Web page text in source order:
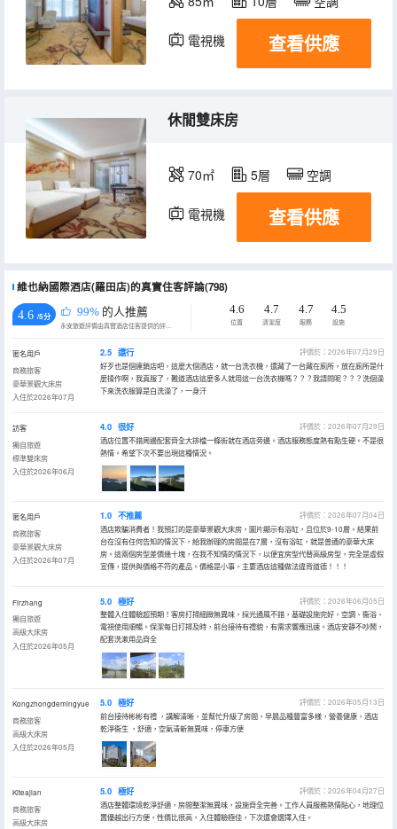
電視機 查看供應
休閒雙床房
70㎡ 5層 空調
電視機 查看供應
維也納國際酒店(羅田店)的真實住客評論(798)
4.6 /5分 99% 的人推薦
永安旅遊評價由真實酒店住客提供的評價。
4.6
位置
4.7
清潔度
4.7
服務
4.5
設施
匿名用戶
商務旅客
豪華景觀大床房
入住於2026年07月
2.5 還行
評價於：2026年07月29日
好歹也是個連鎖店吧，這麼大個酒店，就一台洗衣機，還藏了一台藏在廁所，放在廁所是什
麼操作啊，我真服了，難道酒店這麼多人就用這一台洗衣機嗎？？？我請問呢？？？洗個澡
下來洗衣服算是白洗澡了，一身汗
訪客
獨自旅遊
標準雙床房
入住於2026年06月
4.0 很好
評價於：2026年07月29日
酒店位置不錯周邊配套齊全大排檔一條街就在酒店旁邊。酒店服務態度熱有點生硬。不是很
熱情。希望下次不要出現這種情況。
匿名用戶
商務旅客
豪華景觀大床房
入住於2026年07月
1.0 不推薦
評價於：2026年07月04日
酒店欺騙消費者！我預訂的是豪華景觀大床房，圖片顯示有浴缸，且位於9-10層。結果前
台在沒有任何告知的情況下，給我辦理的房間是在7層，沒有浴缸，就是普通的豪華大床
房。這兩個房型差價幾十塊，在我不知情的情況下，以便宜房型代替高級房型，完全是虛假
宣傳，提供與價格不符的產品。價格是小事，主要酒店這種做法違背道德！！！
Firzhang
獨自旅遊
高級大床房
入住於2026年05月
5.0 極好
評價於：2026年06月05日
整體入住體驗超預期！客房打掃細緻無異味，採光通風不錯，基礎設施完好，空調、衞浴、
電視使用順暢。保潔每日打掃及時，前台接待有禮貌，有需求響應迅速。酒店安靜不吵鬧，
配套洗漱用品齊全
Kongzhongdemingyue
商務旅客
高級大床房
入住於2026年05月
5.0 極好
評價於：2026年05月13日
前台接待彬彬有禮 ，講解清晰，並幫忙升級了房間，早晨品種豐富多樣，營養健康，酒店
乾淨衞生 ，舒適，空氣清新無異味，停車方便
Kiteajian
商務旅客
高級大床房
5.0 極好
評價於：2026年04月27日
酒店整體環境乾淨舒適，房間整潔無異味，設施齊全完善。工作人員服務熱情貼心，地理位
置優越出行方便，性價比很高，入住體驗極佳，下次還會選擇入住。